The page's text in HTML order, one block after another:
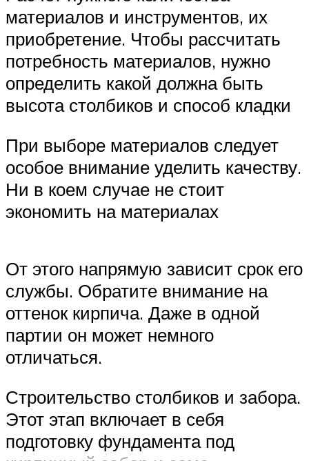
материалов и инструментов, их
приобретение. Чтобы рассчитать
потребность материалов, нужно
определить какой должна быть
высота столбиков и способ кладки
При выборе материалов следует
особое внимание уделить качеству.
Ни в коем случае не стоит
экономить на материалах
От этого напрямую зависит срок его
службы. Обратите внимание на
оттенок кирпича. Даже в одной
партии он может немного
отличаться.
Строительство столбиков и забора.
Этот этап включает в себя
подготовку фундамента под